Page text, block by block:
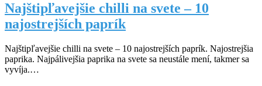
Najštipľavejšie chilli na svete – 10
najostrejších paprík
Najštipľavejšie chilli na svete – 10 najostrejších paprík. Najostrejšia
paprika. Najpálivejšia paprika na svete sa neustále mení, takmer sa
vyvíja.…